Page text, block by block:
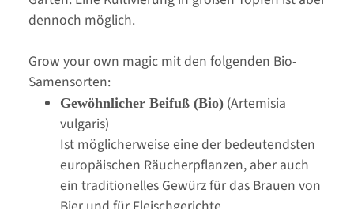
dennoch möglich.
Grow your own magic mit den folgenden Bio-
Samensorten:
Gewöhnlicher Beifuß (Bio) (Artemisia
vulgaris)
Ist möglicherweise eine der bedeutendsten
europäischen Räucherpflanzen, aber auch
ein traditionelles Gewürz für das Brauen von